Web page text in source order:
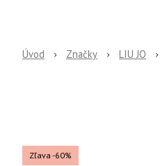
Úvod Značky LIU JO
Zľava -60%